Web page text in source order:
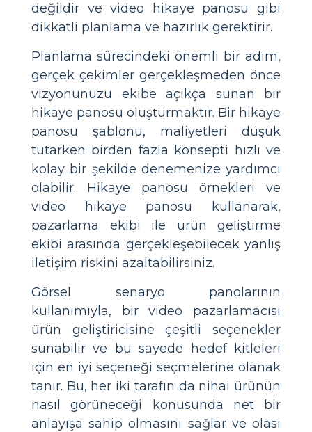
değildir ve video hikaye panosu gibi
dikkatli planlama ve hazırlık gerektirir.
Planlama sürecindeki önemli bir adım,
gerçek çekimler gerçekleşmeden önce
vizyonunuzu ekibe açıkça sunan bir
hikaye panosu oluşturmaktır. Bir hikaye
panosu şablonu, maliyetleri düşük
tutarken birden fazla konsepti hızlı ve
kolay bir şekilde denemenize yardımcı
olabilir. Hikaye panosu örnekleri ve
video hikaye panosu kullanarak,
pazarlama ekibi ile ürün geliştirme
ekibi arasında gerçekleşebilecek yanlış
iletişim riskini azaltabilirsiniz.
Görsel senaryo panolarının
kullanımıyla, bir video pazarlamacısı
ürün geliştiricisine çeşitli seçenekler
sunabilir ve bu sayede hedef kitleleri
için en iyi seçeneği seçmelerine olanak
tanır. Bu, her iki tarafın da nihai ürünün
nasıl görüneceği konusunda net bir
anlayışa sahip olmasını sağlar ve olası